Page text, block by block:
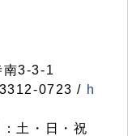
3-3-1
0723 / h
土・日・祝